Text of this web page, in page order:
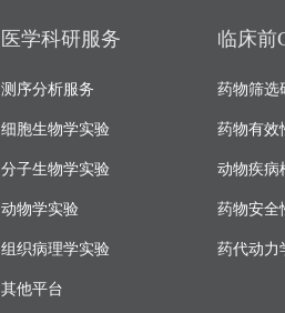
医学科研服务
测序分析服务
细胞生物学实验
分子生物学实验
动物学实验
组织病理学实验
其他平台
临床前
药物筛选
药物有效
动物疾病
药物安全
药代动力